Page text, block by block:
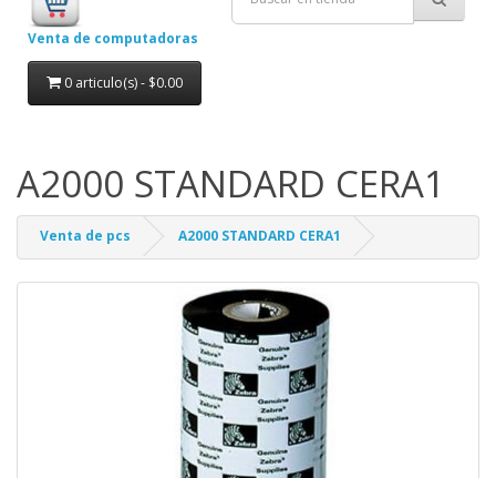
Venta de computadoras
0 articulo(s) - $0.00
A2000 STANDARD CERA1
Venta de pcs A2000 STANDARD CERA1